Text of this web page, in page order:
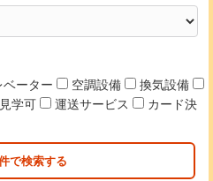
ベーター 空調設備
換気設備
学可 運送サービス
カード決
で検索する